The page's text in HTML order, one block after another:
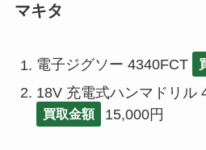
マキタ
電子ジグソー 4340FCT
18V 充電式ハンマドリル
買取金額 15,000円